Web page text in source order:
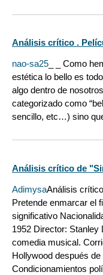
Análisis crítico .
nao-sa25 _ _ Como
estética lo bello es
algo dentro de
categorizado como
sencillo, etc…) sino
Análisis crítico de
AdimysaAnálisis
Pretende enmarcar el
significativo
1952 Director: Stanley
comedia musical.
Hollywood después
Condicionamientos